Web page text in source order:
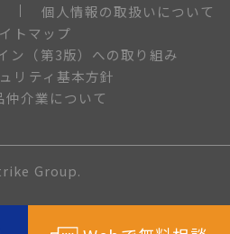
個人情報の取扱いについて
トマップ
ン（第3版）への取り組み
リティ基本方針
仲介業について
Group.